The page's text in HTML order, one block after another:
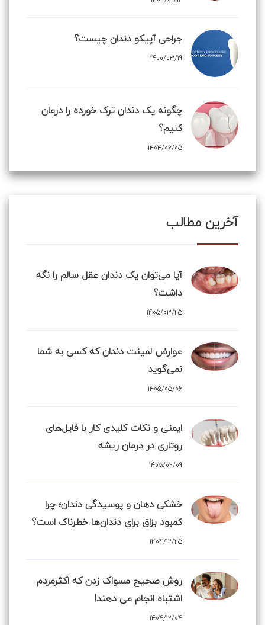
جراحی آپیکو دندان چیست؟
1400/03/19
چگونه یک دندان ترک خورده را درمان
کنیم؟
1404/06/05
آخرین مطالب
آیا می‌توان یک دندان عقل سالم را نگه
داشت؟
1405/03/25
عوارض لمینت دندان که کسی به شما
نمی‌گوید
1405/05/06
ایمنی و نکات کلیدی کار با فایل‌های
روتاری در درمان ریشه
1405/02/09
خشکی دهان و پوسیدگی دندان؛ چرا
کمبود بزاق برای دندان‌ها خطرناک است؟
1404/12/25
روش صحیح مسواک زدن که اکثرمردم
اشتباه انجام می دهند!
1404/12/04